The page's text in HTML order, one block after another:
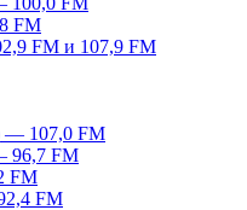
FM
FM и 107,9 FM
— 107,0 FM
96,7 FM
FM
FM